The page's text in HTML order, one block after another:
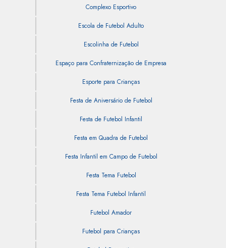
Complexo Esportivo
Escola de Futebol Adulto
Escolinha de Futebol
Espaço para Confraternização de Empresa
Esporte para Crianças
Festa de Aniversário de Futebol
Festa de Futebol Infantil
Festa em Quadra de Futebol
Festa Infantil em Campo de Futebol
Festa Tema Futebol
Festa Tema Futebol Infantil
Futebol Amador
Futebol para Crianças